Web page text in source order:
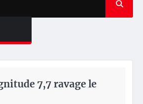
7,7 ravage le